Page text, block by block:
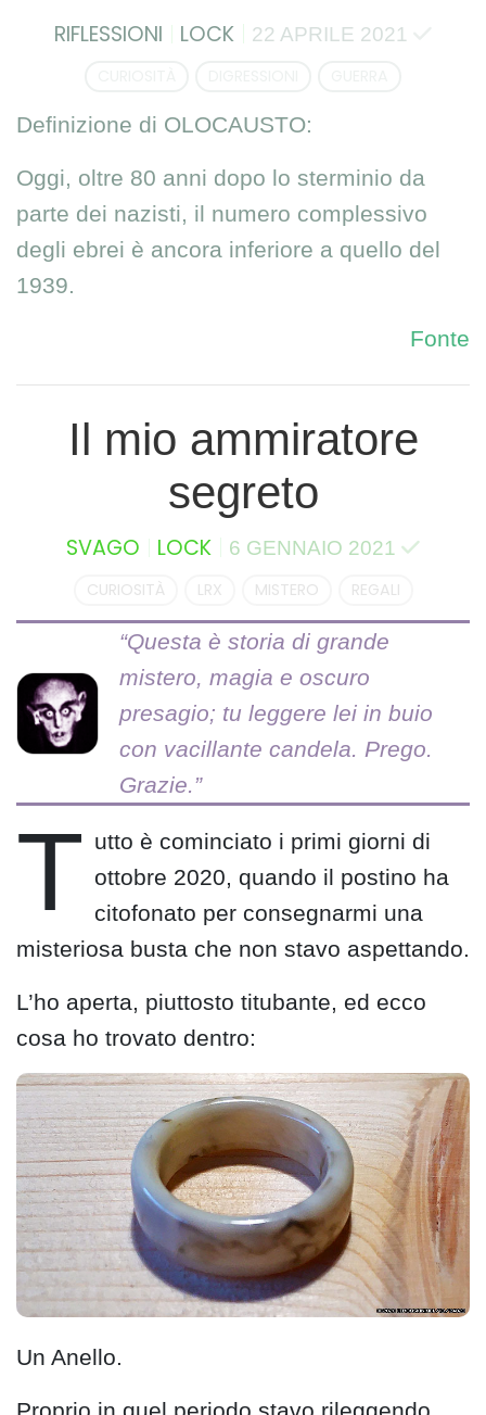
RIFLESSIONI LOCK 22 APRILE 2021
Definizione di OLOCAUSTO:
Oggi, oltre 80 anni dopo lo sterminio da
parte dei nazisti, il numero complessivo
degli ebrei è ancora inferiore a quello del
1939.
Fonte
Il mio ammiratore
segreto
SVAGO LOCK 6 GENNAIO 2021
CURIOSITÀ LRX MISTERO REGALI
T utto è cominciato i primi giorni di
ottobre 2020, quando il postino ha
citofonato per consegnarmi una
misteriosa busta che non stavo aspettando.
L’ho aperta, piuttosto titubante, ed ecco
cosa ho trovato dentro:
Un Anello.
Proprio in quel periodo stavo rileggendo